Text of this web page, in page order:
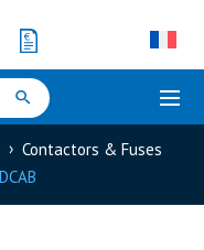
Contactors & Fuses